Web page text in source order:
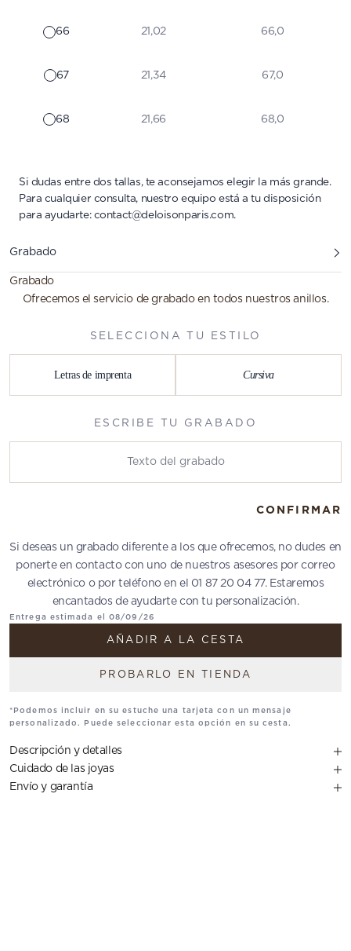
66 21,02 66,0
67 21,34 67,0
68 21,66 68,0
Si dudas entre dos tallas, te aconsejamos elegir la más grande.
Para cualquier consulta, nuestro equipo está a tu disposición
para ayudarte: contact@deloisonparis.com.
Grabado
Grabado
Ofrecemos el servicio de grabado en todos nuestros anillos.
SELECCIONA TU ESTILO
Letras de imprenta Cursiva
ESCRIBE TU GRABADO
CONFIRMAR
Si deseas un grabado diferente a los que ofrecemos, no dudes en
ponerte en contacto con uno de nuestros asesores por correo
electrónico o por teléfono en el 01 87 20 04 77. Estaremos
encantados de ayudarte con tu personalización.
Entrega estimada el 08/09/26
AÑADIR A LA CESTA
PROBARLO EN TIENDA
*Podemos incluir en su estuche una tarjeta con un mensaje
personalizado. Puede seleccionar esta opción en su cesta.
Descripción y detalles
Cuidado de las joyas
Envío y garantía